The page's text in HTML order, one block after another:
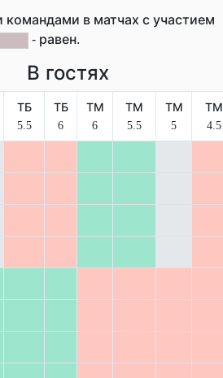
в матчах с участием
- равен.
В гостях
ТБ
5.5
ТБ
6
ТМ
6
ТМ
5.5
ТМ
5
ТМ
4.5